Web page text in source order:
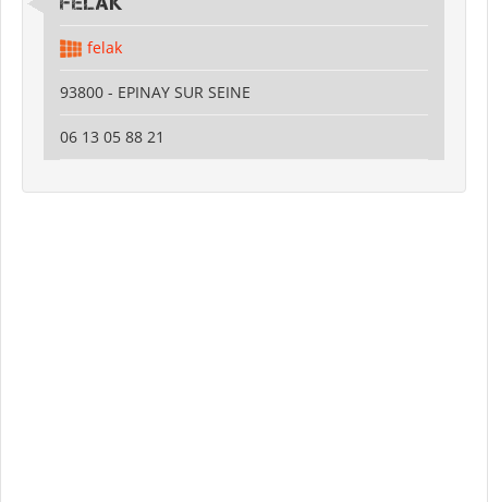
felak
93800 - EPINAY SUR SEINE
06 13 05 88 21